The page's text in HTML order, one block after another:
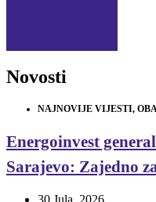
Novosti
NAJNOVIJE VIJESTI,
Energoinvest
Sarajevo: Zajedno